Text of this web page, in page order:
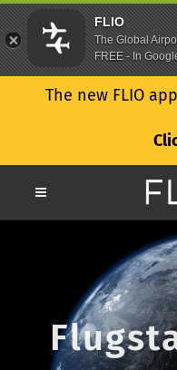
The new FLIO
FLIO
The Global
FREE - In